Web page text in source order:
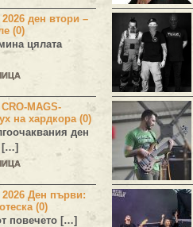
ден втори –
(0)
цялата
MAGS-
на хардкора (0)
ден
[…]
Ден първи:
(0)
повечето […]